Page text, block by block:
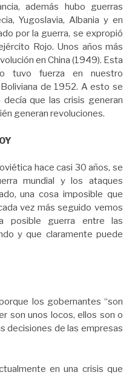
además hubo guerras
Yugoslavia, Albania y en
por la guerra, se expropió
Rojo. Unos años más
en China (1949). Esta
tuvo fuerza en nuestro
de 1952. A esto se
decía que las crisis generan
generan revoluciones.
hace casi 30 años, se
mundial y los ataques
una cosa imposible que
vez más seguido vemos
posible guerra entre las
y que claramente puede
los gobernantes “son
son unos locos, ellos son o
decisiones de las empresas
en una crisis que